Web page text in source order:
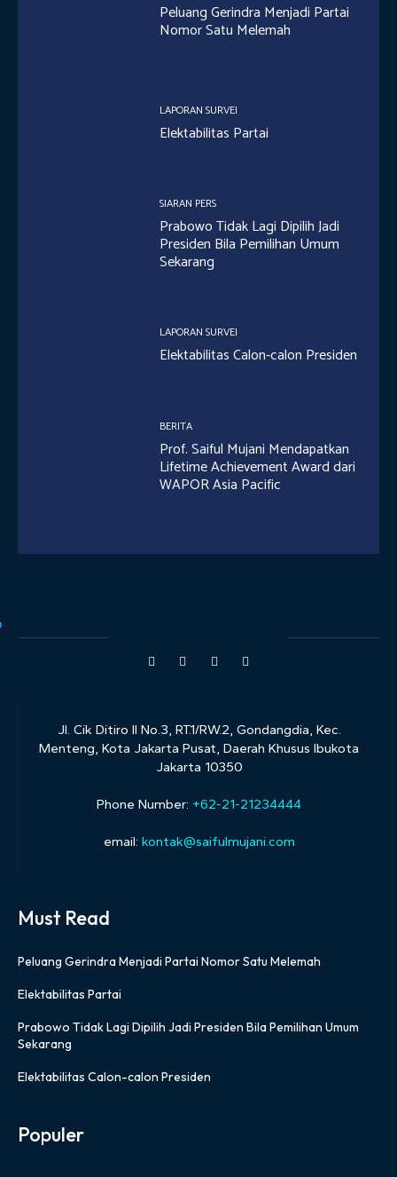
Peluang Gerindra Menjadi Partai
Nomor Satu Melemah
LAPORAN SURVEI
Elektabilitas Partai
SIARAN PERS
Prabowo Tidak Lagi Dipilih Jadi
Presiden Bila Pemilihan Umum
Sekarang
LAPORAN SURVEI
Elektabilitas Calon-calon Presiden
BERITA
Prof. Saiful Mujani Mendapatkan
Lifetime Achievement Award dari
WAPOR Asia Pacific
Jl. Cik Ditiro II No.3, RT.1/RW.2, Gondangdia, Kec.
Menteng, Kota Jakarta Pusat, Daerah Khusus Ibukota
Jakarta 10350
Phone Number: +62-21-21234444
email: kontak@saifulmujani.com
Must Read
Peluang Gerindra Menjadi Partai Nomor Satu Melemah
Elektabilitas Partai
Prabowo Tidak Lagi Dipilih Jadi Presiden Bila Pemilihan Umum
Sekarang
Elektabilitas Calon-calon Presiden
Populer